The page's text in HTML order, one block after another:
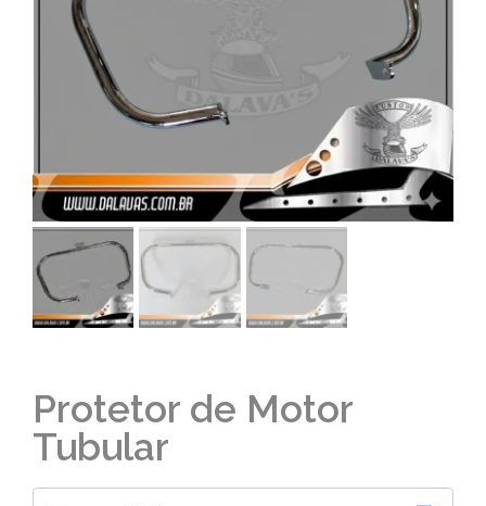
Protetor de Motor
Tubular